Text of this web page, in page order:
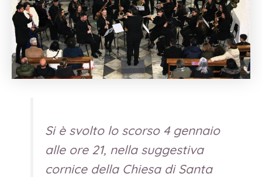
Si è svolto lo scorso 4 gennaio
alle ore 21, nella suggestiva
cornice della Chiesa di Santa